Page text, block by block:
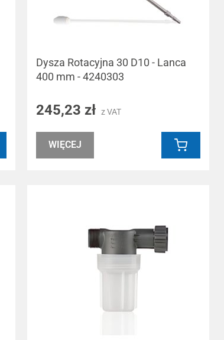
Dysza Rotacyjna 30 D10 - Lanca
400 mm - 4240303
245,23 zł z VAT
WIĘCEJ